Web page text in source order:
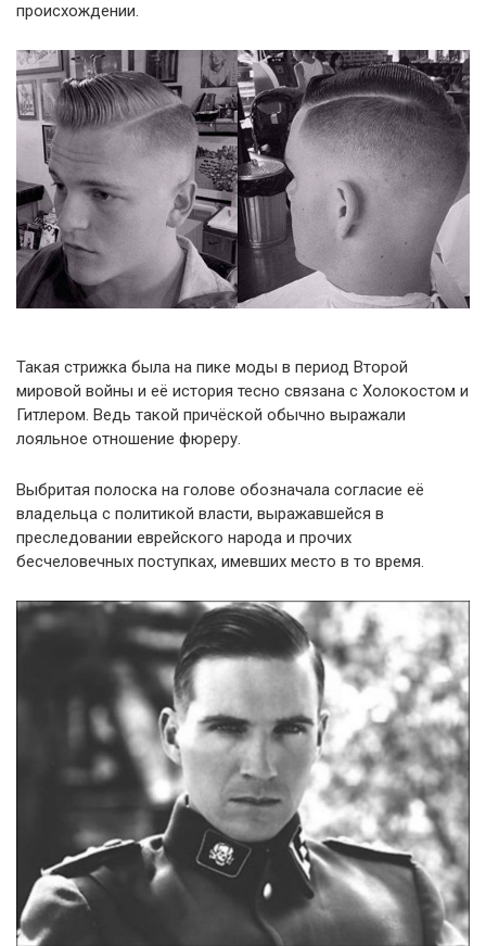
происхождении.
Такая стрижка была на пике моды в период Второй
мировой войны и её история тесно связана с Холокостом и
Гитлером. Ведь такой причёской обычно выражали
лояльное отношение фюреру.
Выбритая полоска на голове обозначала согласие её
владельца с политикой власти, выражавшейся в
преследовании еврейского народа и прочих
бесчеловечных поступках, имевших место в то время.